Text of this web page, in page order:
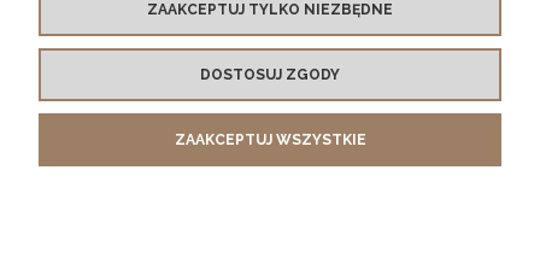
KONTAKT Z NAMI
MOJE KONTO
ZAAKCEPTUJ TYLKO NIEZBĘDNE
DOSTOSUJ ZGODY
ZAAKCEPTUJ WSZYSTKIE